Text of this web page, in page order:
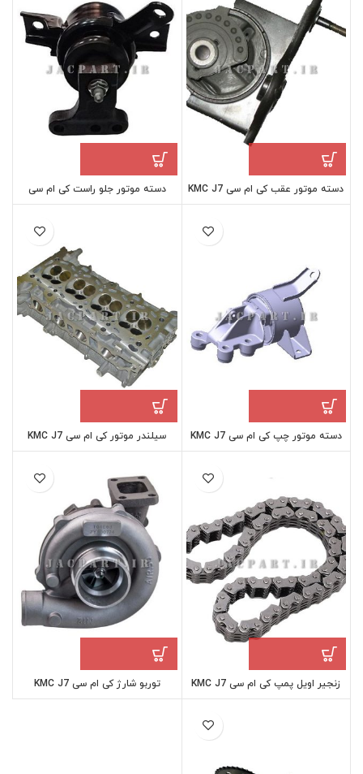
دسته موتور عقب کی ام سی KMC J7
دسته موتور جلو راست کی ام سی
KMC J7
دسته موتور چپ کی ام سی KMC J7 سیلندر موتور کی ام سی KMC J7
زنجیر اویل پمپ کی ام سی KMC J7 توربو شارژ کی ام سی KMC J7